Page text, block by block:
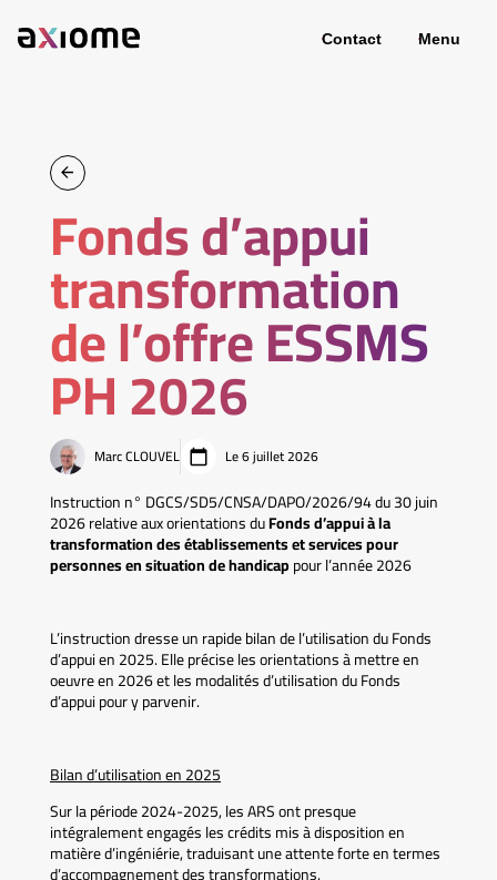
Contact Menu
Fonds d’appui
transformation
de l’offre ESSMS
PH 2026
Marc CLOUVEL Le 6 juillet 2026
Instruction n° DGCS/SD5/CNSA/DAPO/2026/94 du 30 juin
2026 relative aux orientations duFonds d’appui à la
transformation des établissements et services pour
personnes en situation de handicappour l’année 2026
L’instruction dresse un rapide bilan de l’utilisation du Fonds
d’appui en 2025. Elle précise les orientations à mettre en
oeuvre en 2026 et les modalités d’utilisation du Fonds
d’appui pour y parvenir.
Bilan d’utilisation en 2025
Sur la période 2024-2025, les ARS ont presque
intégralement engagés les crédits mis à disposition en
matière d’ingéniérie, traduisant une attente forte en termes